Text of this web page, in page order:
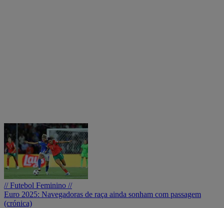
// Futebol Feminino //
Euro 2025: Navegadoras de raça ainda sonham com passagem
(crónica)